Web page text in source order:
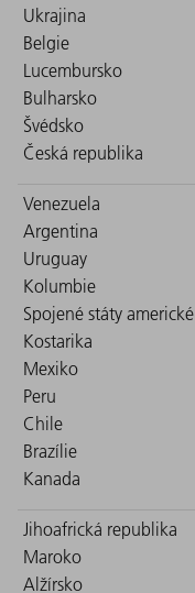
Ukrajina
Belgie
Lucembursko
Bulharsko
Švédsko
Česká republika
Venezuela
Argentina
Uruguay
Kolumbie
Spojené státy americké
Kostarika
Mexiko
Peru
Chile
Brazílie
Kanada
Jihoafrická republika
Maroko
Alžírsko